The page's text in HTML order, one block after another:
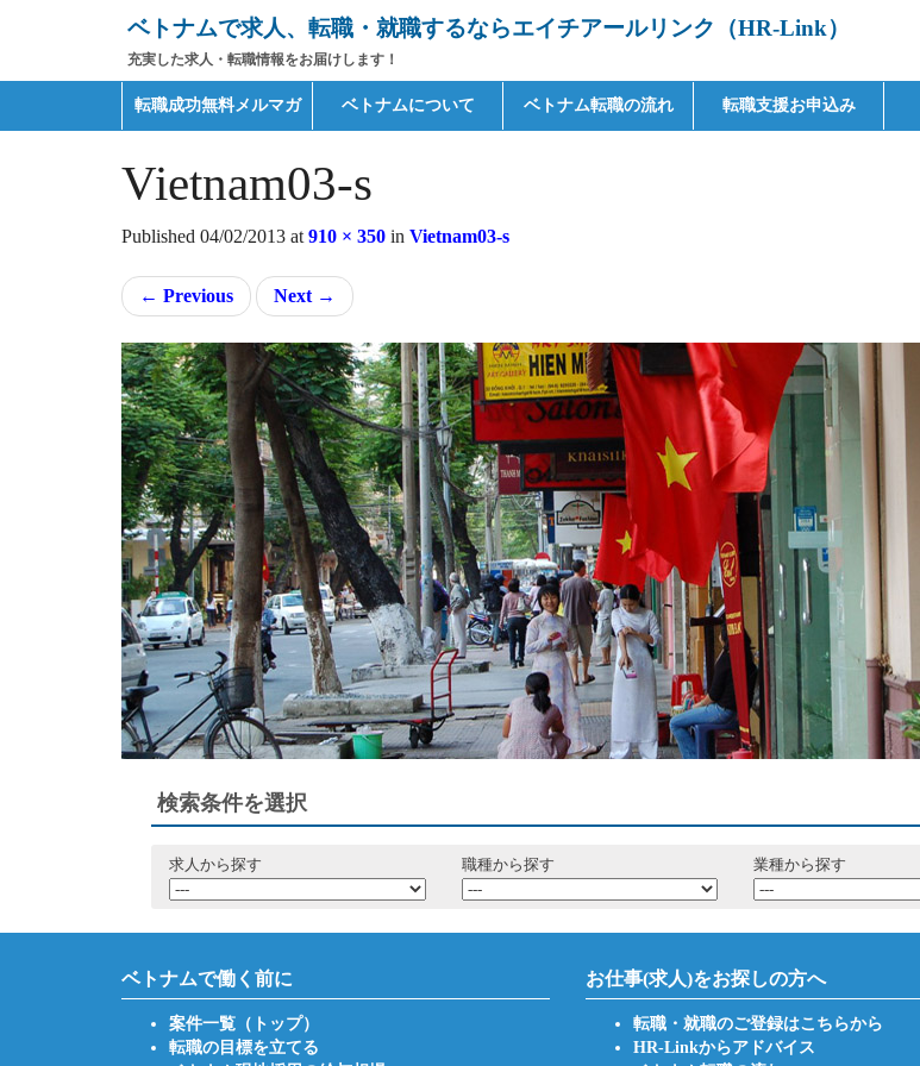
ベトナムで求人、転職・就職するならエイチアールリンク（HR-Link）
充実した求人・転職情報をお届けします！
Primary転職成功無料メルマガ ベトナムについて ベトナム転職の流れ 転職支援お申込み
Vietnam03-s
Published 04/02/2013 at 910 × 350 in Vietnam03-s
← Previous Next →
検索条件を選択
求人から探す 職種から探す 業種から探す
ベトナムで働く前に
案件一覧（トップ）
転職の目標を立てる
お仕事(求人)をお探しの方へ
転職・就職のご登録はこちらから
HR-Linkからアドバイス